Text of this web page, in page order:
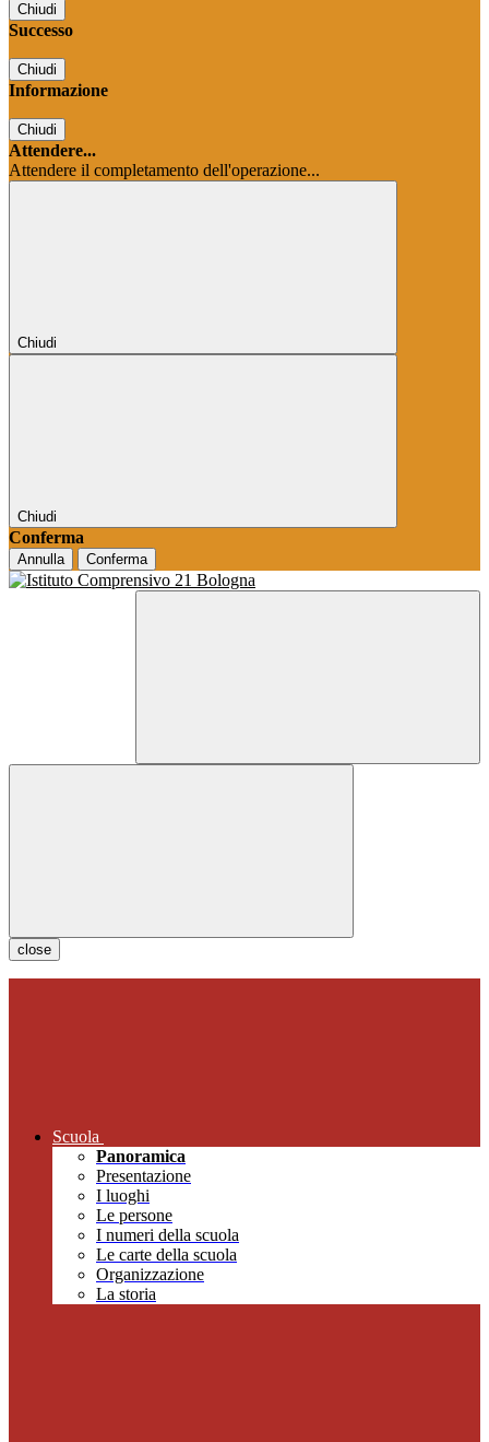
Chiudi
Successo
Chiudi
Informazione
Chiudi
Attendere...
Attendere il completamento dell'operazione...
Chiudi
Chiudi
Conferma
Annulla Conferma
close
Scuola
Panoramica
Presentazione
I luoghi
Le persone
I numeri della scuola
Le carte della scuola
Organizzazione
La storia